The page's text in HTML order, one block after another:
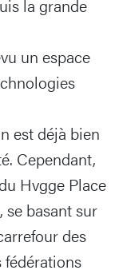
la grande
un espace
est déjà bien
Cependant,
Hvgge Place
se basant sur
des
fédérations